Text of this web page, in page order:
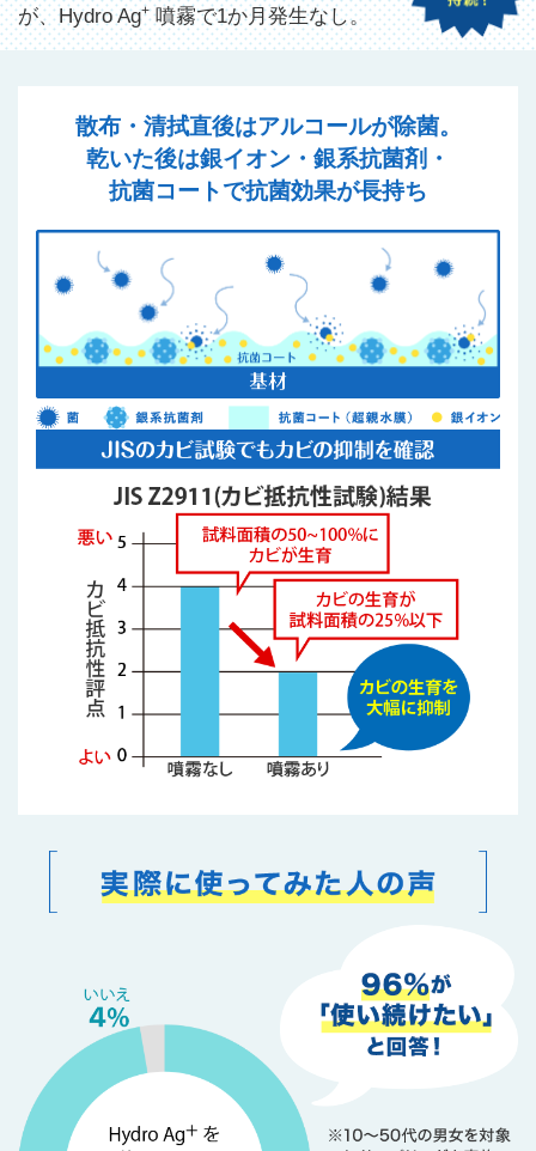
が、Hydro Ag+噴霧で1か月発生なし。
散布・清拭直後はアルコールが除菌。
乾いた後は銀イオン・銀系抗菌剤・
抗菌コートで抗菌効果が長持ち